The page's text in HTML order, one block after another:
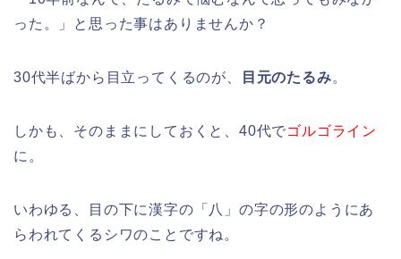
った。」と思った事はありませんか？
30代半ばから目立ってくるのが、 目元のたるみ。
しかも、そのままにしておくと、40代でゴルゴライン
に。
いわゆる、目の下に漢字の「八」の字の形のようにあ
らわれてくるシワのことですね。